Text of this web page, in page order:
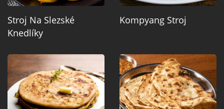
Stroj Na Slezské
Knedlíky
Kompyang Stroj